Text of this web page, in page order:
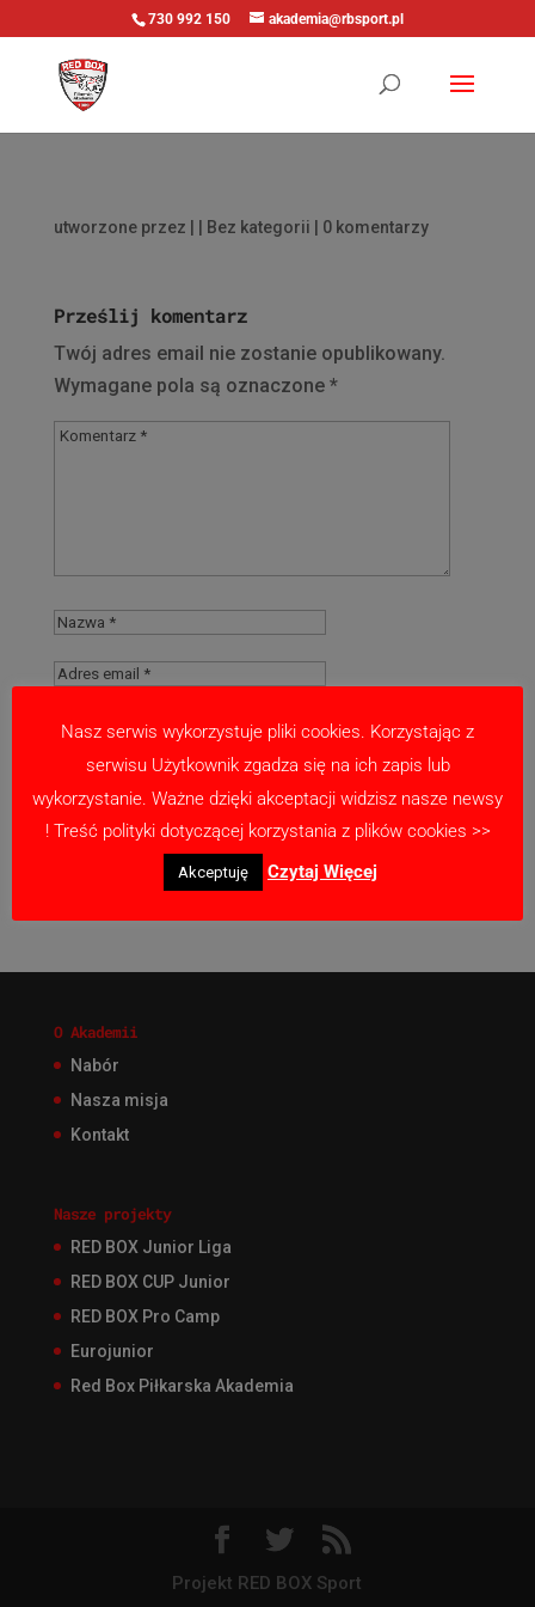
730 992 150 akademia@rbsport.pl
utworzone przez | Bez kategorii | 0 komentarzy
Prześlij komentarz
Twój adres email nie zostanie opublikowany.
Wymagane pola są oznaczone *
Zapamiętaj moje dane w tej przeglądarce
podczas pisania kolejnych komentarzy.
O Akademii
Nabór
Nasza misja
Kontakt
Nasze projekty
RED BOX Junior Liga
RED BOX CUP Junior
RED BOX Pro Camp
Eurojunior
Red Box Piłkarska Akademia
Projekt RED BOX Sport
Nasz serwis wykorzystuje pliki cookies. Korzystając z
serwisu Użytkownik zgadza się na ich zapis lub
wykorzystanie. Ważne dzięki akceptacji widzisz nasze newsy
! Treść polityki dotyczącej korzystania z plików cookies >>
Akceptuję Czytaj Więcej